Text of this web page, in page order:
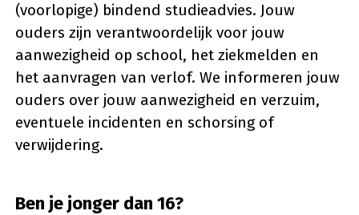
(voorlopige) bindend studieadvies. Jouw
ouders zijn verantwoordelijk voor jouw
aanwezigheid op school, het ziekmelden en
het aanvragen van verlof. We informeren jouw
ouders over jouw aanwezigheid en verzuim,
eventuele incidenten en schorsing of
verwijdering.
Ben je jonger dan 16?